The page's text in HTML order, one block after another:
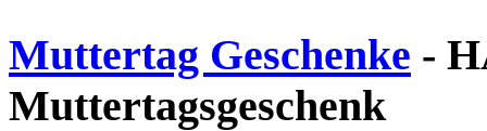
Muttertag Geschenke -
Muttertagsgeschenk